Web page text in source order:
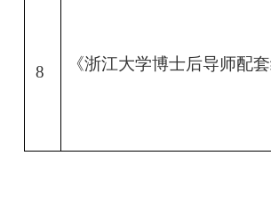
8 《浙江大学博士后导师配